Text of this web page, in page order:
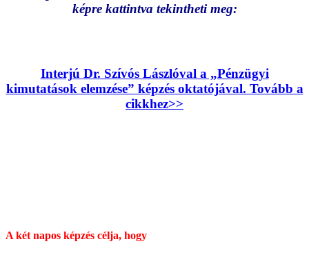
képre kattintva tekintheti meg:
Interjú Dr. Szívós Lászlóval a „Pénzügyi
kimutatások elemzése” képzés oktatójával. Tovább a
cikkhez>>
A két napos képzés célja, hogy